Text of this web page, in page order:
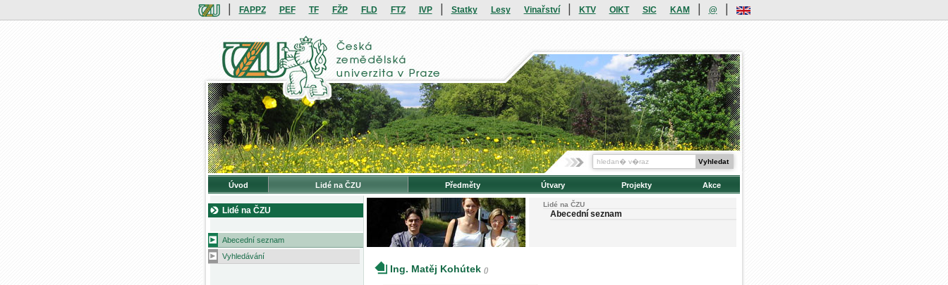
FAPPZ PEF TF FŽP FLD FTZ IVP Statky Lesy Vinařství KTV OIKT SIC KAM @
Úvod Lidé na ČZU Předměty Útvary Projekty Akce
Lidé na ČZU
Abecední seznam
Vyhledávání
Lidé na ČZU
Abecední seznam
Ing. Matěj Kohútek ()